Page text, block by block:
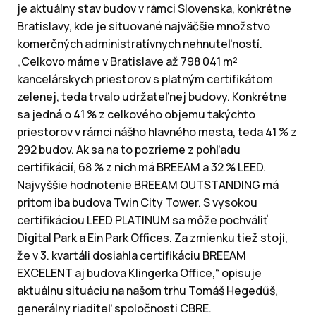
je aktuálny stav budov v rámci Slovenska, konkrétne
Bratislavy, kde je situované najväčšie množstvo
komerčných administratívnych nehnuteľností.
„Celkovo máme v Bratislave až 798 041 m²
kancelárskych priestorov s platným certifikátom
zelenej, teda trvalo udržateľnej budovy. Konkrétne
sa jedná o 41 % z celkového objemu takýchto
priestorov v rámci nášho hlavného mesta, teda 41 % z
292 budov. Ak sa na to pozrieme z pohľadu
certifikácií, 68 % z nich má BREEAM a 32 % LEED.
Najvyššie hodnotenie BREEAM OUTSTANDING má
pritom iba budova Twin City Tower. S vysokou
certifikáciou LEED PLATINUM sa môže pochváliť
Digital Park a Ein Park Offices. Za zmienku tiež stojí,
že v 3. kvartáli dosiahla certifikáciu BREEAM
EXCELENT aj budova Klingerka Office,“ opisuje
aktuálnu situáciu na našom trhu Tomáš Hegedűš,
generálny riaditeľ spoločnosti CBRE.